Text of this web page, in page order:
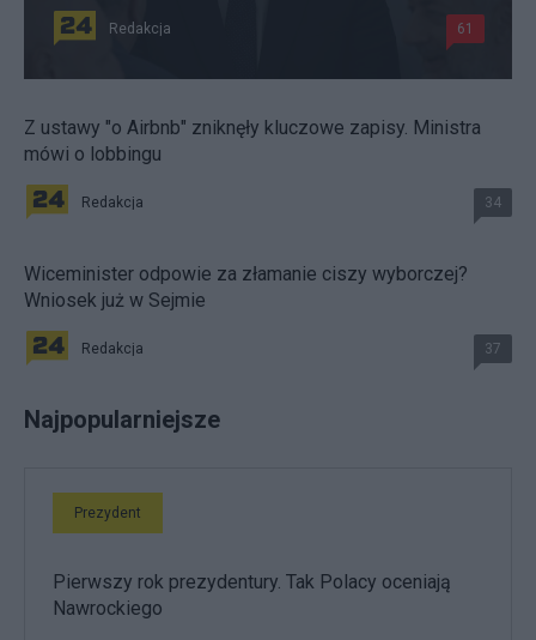
Redakcja 61
Z ustawy "o Airbnb" zniknęły kluczowe zapisy. Ministra
mówi o lobbingu
Redakcja 34
Wiceminister odpowie za złamanie ciszy wyborczej?
Wniosek już w Sejmie
Redakcja 37
Najpopularniejsze
Prezydent
Pierwszy rok prezydentury. Tak Polacy oceniają
Nawrockiego